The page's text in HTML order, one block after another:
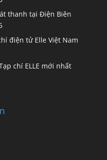
thanh tại Điện Biên
điện tử Elle Việt Nam
chí ELLE mới nhất